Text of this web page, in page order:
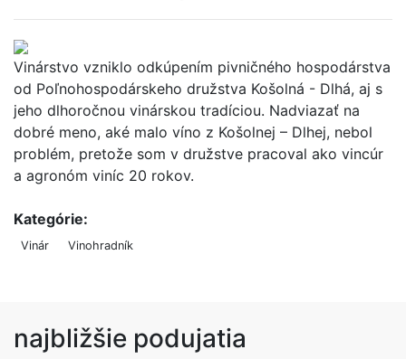
Vinárstvo vzniklo odkúpením pivničného hospodárstva
od Poľnohospodárskeho družstva Košolná - Dlhá, aj s
jeho dlhoročnou vinárskou tradíciou. Nadviazať na
dobré meno, aké malo víno z Košolnej – Dlhej, nebol
problém, pretože som v družstve pracoval ako vincúr
a agronóm viníc 20 rokov.
Kategórie:
Vinár Vinohradník
najbližšie podujatia